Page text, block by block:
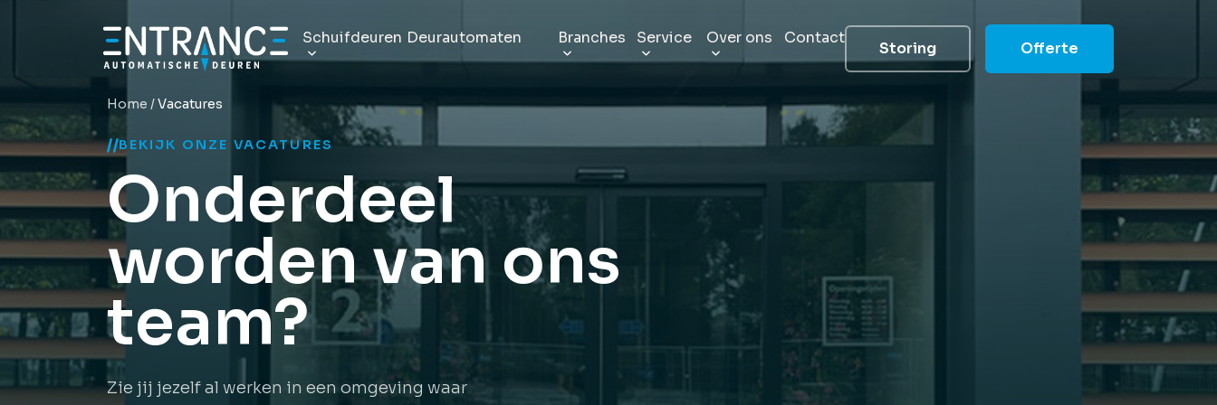
Schuifdeuren
Automatische schuifdeuren
Professionele uitstraling
Volglas schuifdeuren
Fraaie, elegante ingangen
Brandwerende schuifdeuren
Vertraag brand en verminder rook
Magnetische schuifdeuren
Energiezuinige en snelle toegang
Hermetische schuifdeuren
Deurautomaten Branches
Kantoor
Zware industrie
Loodsen, magazijnen en hallen
Horeca & recreatie
Restaurants, bars en café’s
Zorgsector
Ziekenhuizen, klinieken en laboratoria
Service
Onderhoud
Verleng de levensduur
Storingsdienst
Onze all-in service
Reparatie
Deskundig verhelpen
Volledig functioneel
Over ons
Entrance groep
Wie zijn wij
Veelgestelde vragen
CO2-emissie reduceren
Vacatures
Kom bij ons team
Contact
Storing Offerte
Home /Vacatures
BEKIJK ONZE VACATURES
Onderdeel
worden van ons
team?
Zie jij jezelfal werken in een omgeving waar